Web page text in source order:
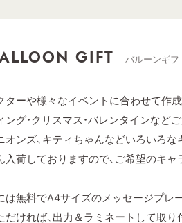
GIFT バルーンギフ
ターや様々なイベントに合わせて作成
グ・クリスマス・バレンタインなど
オンズ、キティちゃんなどいろいろな
入荷しておりますので、ご希望のキ
は無料でA4サイズのメッセージプレ
ければ、出力＆ラミネートして取り